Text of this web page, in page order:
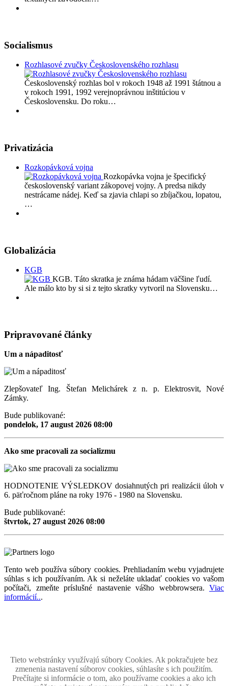
Socialismus
Rozhlasové zvučky Československého rozhlasu
Československý rozhlas bol v rokoch 1948 až 1991 štátnou a
v rokoch 1991, 1992 verejnoprávnou inštitúciou v
Československu. Do roku…
Privatizácia
Rozkopávková vojna
Rozkopávka vojna je špecifický
československý variant zákopovej vojny. A predsa nikdy
nestrácame nádej. Keď sa zjavia chlapi so zbíjačkou, lopatou,
…
Globalizácia
KGB
KGB. Táto skratka je známa hádam väčšine ľudí.
Ale málo kto by si si z tejto skratky vytvoril na Slovensku…
Pripravované články
Um a nápaditosť
Zlepšovateľ Ing. Štefan Melichárek z n. p. Elektrosvit, Nové
Zámky.
Bude publikované:
pondelok, 17 august 2026 08:00
Ako sme pracovali za socializmu
HODNOTENIE VÝSLEDKOV dosiahnutých pri realizácii úloh v
6. päťročnom pláne na roky 1976 - 1980 na Slovensku.
Bude publikované:
štvrtok, 27 august 2026 08:00
Tento web používa súbory cookies. Prehliadaním webu vyjadrujete
súhlas s ich používaním. Ak si neželáte ukladať cookies vo vašom
počítači, zmeňte príslušné nastavenie vášho webbrowsera. Viac
informácií...
Tieto webstránky využívajú súbory Cookies. Ak pokračujete bez
zmenenia nastavení súborov cookies, súhlasíte s ich použitím.
Prečítajte si informácie o tom, ako používame cookies a ako ich